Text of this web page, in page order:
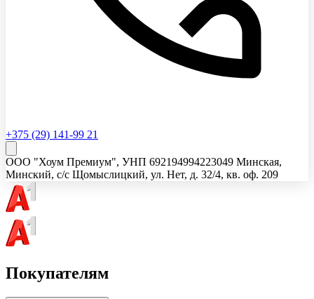
+375 (29) 141-99 21
ООО "Хоум Премиум", УНП 692194994223049 Минская,
Минский, с/с Щомыслицкий, ул. Нет, д. 32/4, кв. оф. 209
Покупателям